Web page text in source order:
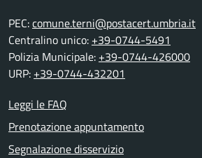
PEC:comune.terni@postacert.umbria.it
Centralino unico: +39-0744-5491
Polizia Municipale: +39-0744-426000
URP: +39-0744-432201
Leggi le FAQ
Prenotazione appuntamento
Segnalazione disservizio